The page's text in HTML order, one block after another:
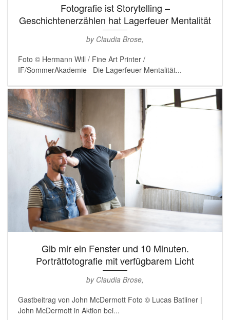
Fotografie ist Storytelling –
Geschichtenerzählen hat Lagerfeuer Mentalität
by Claudia Brose,
Foto © Hermann Will / Fine Art Printer /
IF/SommerAkademie Die Lagerfeuer Mentalität...
Gib mir ein Fenster und 10 Minuten.
Porträtfotografie mit verfügbarem Licht
by Claudia Brose,
Gastbeitrag von John McDermott Foto © Lucas Batliner |
John McDermott in Aktion bei...